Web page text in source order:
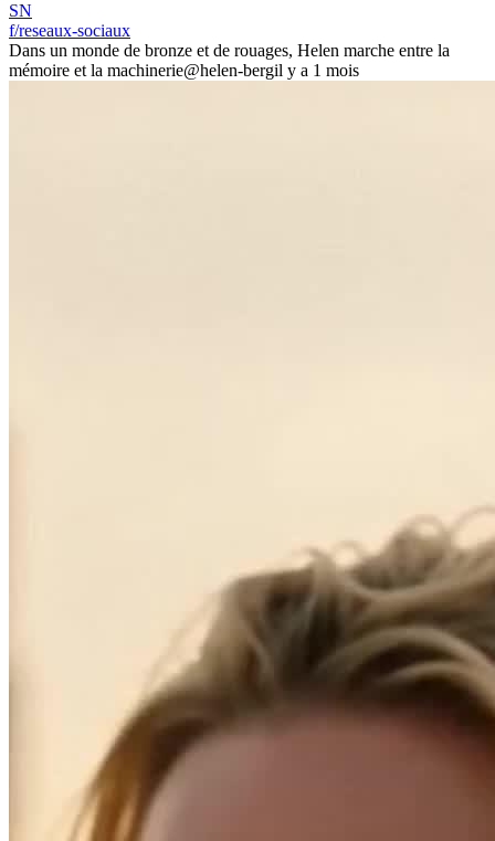
SN
f/reseaux-sociaux
Dans un monde de bronze et de rouages, Helen marche entre la
mémoire et la machinerie@helen-bergil y a 1 mois